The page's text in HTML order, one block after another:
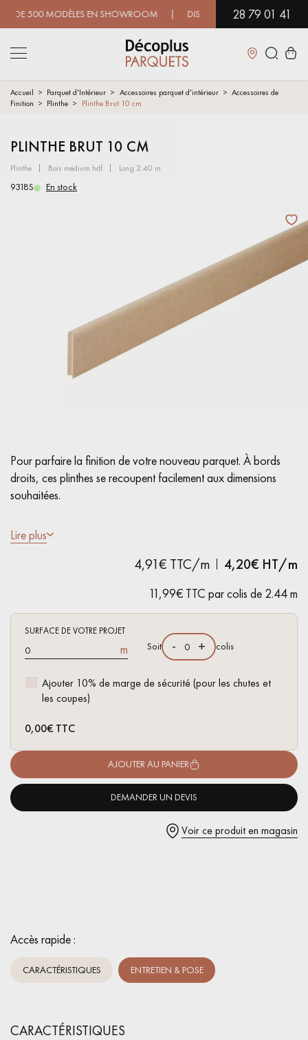
MODÈLES EN SHOWROOM | DISPONIBILITÉ IMMÉDIATE |
28 79 01 41
Fermer
PARQUET MASSIF
PARQUET VERNIS
PARQUET EN BOIS BRUT
PARQUET VIEILLI PARQUET EN CHÊNE FUMÉ
PARQUET LAMES LARGES XXL
Nos conseillers sont disponibles au
28 79 01 41
VOUS AVEZ UN PROJET ?
Nos experts sont à votre disposition pour vous guider pas à
Un expert Décoplus Parquets vous appelle
Accueil Parquet d'Intérieur Accessoires parquet d'intérieur
Accessoires de
Finition
Plinthe Plinthe Brut 10 cm
PLINTHE BRUT 10 CM
plinthe bois médium hdf long 2.40 m
9318S En stock
Pour parfaire la finition de votre nouveau parquet. À bords
droits, ces plinthes se recoupent facilement aux dimensions
souhaitées.
- MDF (Medium Density Fiberboard)
- Bords droits
Lire plus
4,91€ TTC/m 4,20€ HT/m
11,99€ TTC par colis de 2.44 m
SURFACE DE VOTRE PROJET
m
Ajouter 10% de marge de sécurité (pour les chutes et
les coupes)
Soit - + colis
0,00€ TTC
AJOUTER AU PANIER
DEMANDER UN DEVIS
Voir ce produit en magasin
Accès rapide :
CARACTÉRISTIQUES ENTRETIEN & POSE
CARACTÉRISTIQUES